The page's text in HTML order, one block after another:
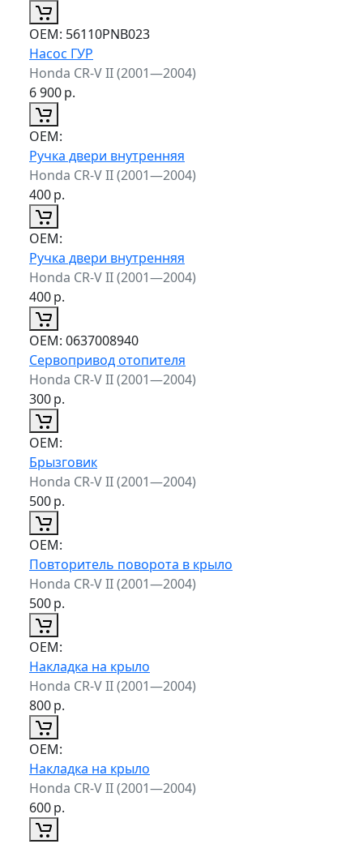
ОЕМ: 56110PNB023
Насос ГУР
Honda CR-V II (2001—2004)
6 900р.
ОЕМ:
Ручка двери внутренняя
Honda CR-V II (2001—2004)
400р.
ОЕМ:
Ручка двери внутренняя
Honda CR-V II (2001—2004)
400р.
ОЕМ: 0637008940
Сервопривод отопителя
Honda CR-V II (2001—2004)
300р.
ОЕМ:
Брызговик
Honda CR-V II (2001—2004)
500р.
ОЕМ:
Повторитель поворота в крыло
Honda CR-V II (2001—2004)
500р.
ОЕМ:
Накладка на крыло
Honda CR-V II (2001—2004)
800р.
ОЕМ:
Накладка на крыло
Honda CR-V II (2001—2004)
600р.